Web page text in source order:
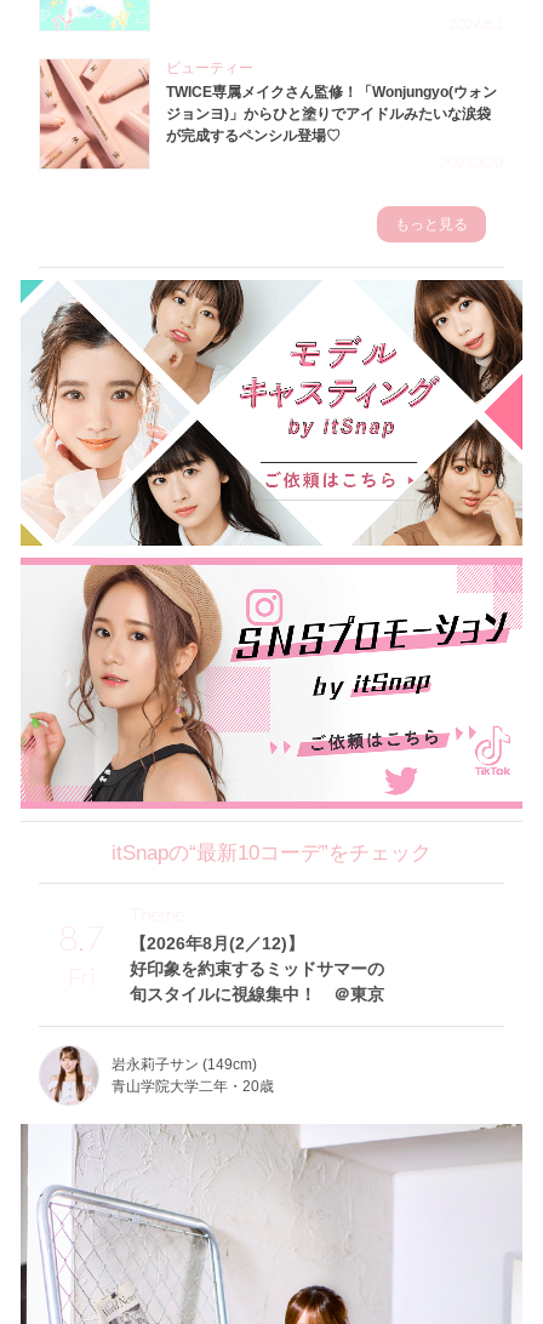
ビューティー
TWICE専属メイクさん監修！「Wonjungyo(ウォン
ジョンヨ)」からひと塗りでアイドルみたいな涙袋
が完成するペンシル登場♡
もっと見る
itSnapの“最新10コーデ”をチェック
8.7
Fri
【2026年8月(2／12)】
好印象を約束するミッドサマーの
旬スタイルに視線集中！ ＠東京
Theme
岩永莉子サン (149cm)
青山学院大学二年・20歳